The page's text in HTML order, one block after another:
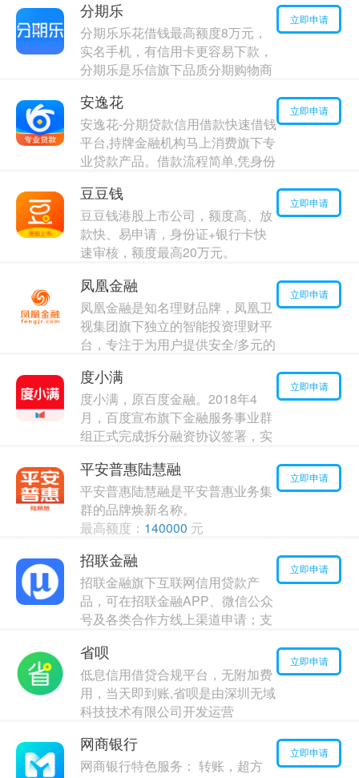
最高额度：
年利率：2.00%
分期乐
分期乐乐花借钱最高额度8万元，
实名手机，有信用卡更容易下款，
分期乐是乐信旗下品质分期购物商
最高额度：
年利率：4.00%
立即申请
安逸花
安逸花-分期贷款信用借款快速借钱
平台,持牌金融机构马上消费旗下专
业贷款产品。借款流程简单,凭身份
最快1分钟放款!可在额度范围内进
行快速借款、自主提现、信用借
最高额度：10000元
年利率： 8.00%
立即申请
豆豆钱
豆豆钱港股上市公司，额度高、放
款快、易申请，身份证+银行卡快
速审核，额度最高20万元。
年利率：16.00%
立即申请
凤凰金融
凤凰金融是知名理财品牌，凤凰卫
视集团旗下独立的智能投资理财平
台，专注于为用户提供安全/多元的
服务的企业
最高额度：20000元
年利率：17.00%
立即申请
度小满
度小满，原百度金融。2018年4
月，百度宣布旗下金融服务事业群
组正式完成拆分融资协议签署，实
最高额度：120000
年利率：15.00%
立即申请
平安普惠陆慧融
平安普惠陆慧融是平安普惠业务集
群的品牌焕新名称。
最高额度： 140000 元
立即申请
招联金融
招联金融旗下互联网信用贷款产
品，可在招联金融APP、微信公众
号及各类合作方线上渠道申请；支
最高额度：
年利率：13.00%
立即申请
省呗
低息信用借贷合规平台，无附加费
用，当天即到账,省呗是由深圳无域
科技技术有限公司开发运营
年利率：8.00%
立即申请
网商银行
网商银行特色服务： 转账，超方
立即申请